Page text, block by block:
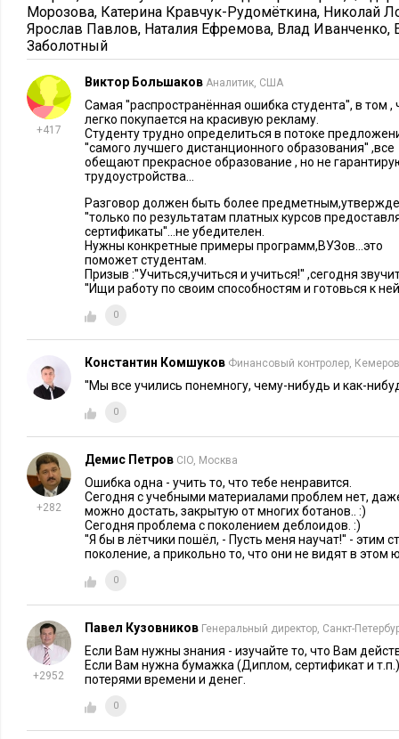
Информация с сайта
Одной из главных проблем МООС до сих пор остается
самомотивации. Из таблички видно, что данные
Electronics катастрофичны:
154 763 зарегистрированных пользователей, из них 7
обучения.
5% студентов до конца прошли курс обучения.
55% - не обучались с самого начала занятий.
Дафна Коллер, соосновательCoursera, отмечает, что в
Интересный факт заключается в том, что мотивация у нас
какую сумму мы платим за свое обучение. Это не пустые
записывался на МООС, некоторые из которых так и не
Kings collegeofLondonвыяснил, что высокая цена
положительно (Херцберг, 1993). У одного и того же курса
Морозова, Катерина Кравчук-Рудомёткина, Николай
Ярослав Павлов, Наталия Ефремова, Влад Иванченко,
Заболотный
+417
Виктор Большаков Аналитик, США
Самая ''распространённая ошибка студента'', в том ,
легко покупается на красивую рекламу.
Студенту трудно определиться в потоке
''самого лучшего дистанционного образования'' ,все
обещают прекрасное образование , но не
трудоустройства...
Разговор должен быть более
''только по результатам платных курсов
сертификаты''...не убедителен.
Нужны конкретные примеры программ,ВУЗов...это
поможет студентам.
Призыв :''Учиться,учиться и учиться!'' ,сегодня
''Ищи работу по своим способностям и готовься к
0
Константин Комшуков Финансовый контролер,
''Мы все учились понемногу, чему-нибудь и как-
0
+282
Демис Петров CIO, Москва
Ошибка одна - учить то, что тебе ненравится.
Сегодня с учебными материалами проблем нет,
можно достать, закрытую от многих ботанов.. :)
Сегодня проблема с поколением деблоидов. :)
''Я бы в лётчики пошёл, - Пусть меня научат!'' - этим
поколение, а прикольно то, что они не видят в этом
0
+2952
Павел Кузовников Генеральный директор, Санкт-
Если Вам нужны знания - изучайте то, что Вам
Если Вам нужна бумажка (Диплом, сертификат и
потерями времени и денег.
0